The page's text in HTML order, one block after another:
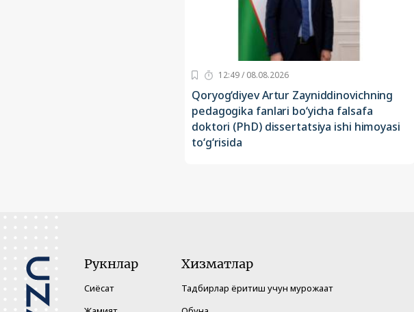
12:49 / 08.08.2026
Qoryog‘diyev Artur Zayniddinovichning
pedagogika fanlari bo‘yicha falsafa
doktori (PhD) dissertatsiya ishi himoyasi
to‘g‘risida
Рукнлар
Сиёсат
Хизматлар
Тадбирлар ёритиш учун мурожаат